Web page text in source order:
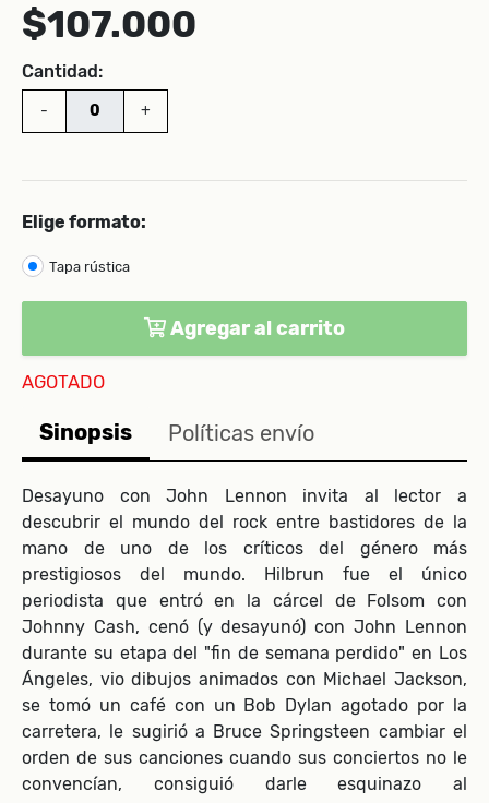
$107.000
Cantidad:
- +
Elige formato:
Tapa rústica
Agregar al carrito
AGOTADO
Sinopsis Políticas envío
Desayuno con John Lennon invita al lector a
descubrir el mundo del rock entre bastidores de la
mano de uno de los críticos del género más
prestigiosos del mundo. Hilbrun fue el único
periodista que entró en la cárcel de Folsom con
Johnny Cash, cenó (y desayunó) con John Lennon
durante su etapa del "fin de semana perdido" en Los
Ángeles, vio dibujos animados con Michael Jackson,
se tomó un café con un Bob Dylan agotado por la
carretera, le sugirió a Bruce Springsteen cambiar el
orden de sus canciones cuando sus conciertos no le
convencían, consiguió darle esquinazo al